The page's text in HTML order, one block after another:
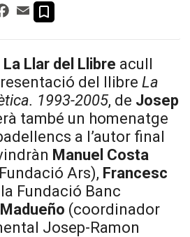
Facebook
Email
La Llar del Llibre acull
del llibreLa
1993-2005, de Josep
també un homenatge
a l’autor final
Manuel Costa
Ars), Francesc
Fundació Banc
(coordinador
Josep-Ramon